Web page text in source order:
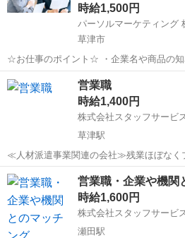
時給1,500円
パーソルマーケティング
草津市
☆お仕事のポイント☆ ・企業名や商品の
が営業活動の味方！ ・需要がある商材で
・繁忙期でも残業は5h以下、日常は定時退
ハリをつけて働ける環境！ ・...
滋賀 営業
営業職
時給1,400円
株式会社スタッフサービ
草津駅
≪人材派遣事業関連の会社≫残業ほぼなく
社ビル勤務です！ 【お仕事の内容】個人目標達成に向けて営業活
動および報告・実績管理、リストに基づい
ポ、新築・リフォーム物件へのガス商...
滋賀 草津駅 営業
営業職・企業や機関
時給1,600円
株式会社スタッフサービ
瀬田駅